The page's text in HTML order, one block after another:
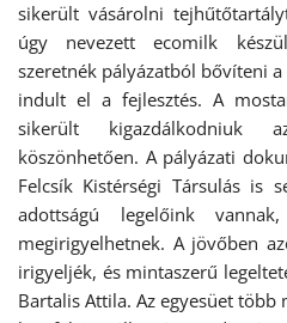
sikerült vásárolni
úgy nevezett ecomilk
szeretnék pályázatból bővíteni
indult el a fejlesztés. A
sikerült kigazdálkodniuk
köszönhetően. A pályázati
Felcsík Kistérségi Társulás is
adottságú legelőink
megirigyelhetnek. A jövőben
irigyeljék, és mintaszerű
Bartalis Attila. Az egyesüet több